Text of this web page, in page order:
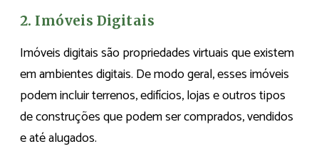
2. Imóveis Digitais
Imóveis digitais são propriedades virtuais que existem
em ambientes digitais. De modo geral, esses imóveis
podem incluir terrenos, edifícios, lojas e outros tipos
de construções que podem ser comprados, vendidos
e até alugados.